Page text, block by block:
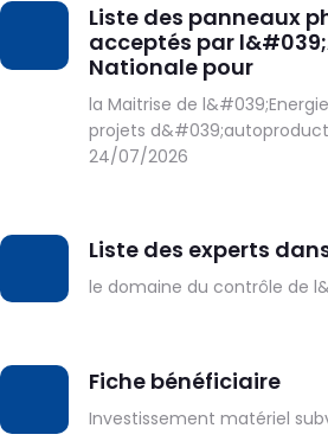
DOWNLOADListe des panneaux
acceptés par
Nationale pour
la Maitrise de
projets
24/07/2026
DOWNLOADListe des experts
le domaine du contrôle de
DOWNLOADFiche bénéficiaire
Investissement matériel